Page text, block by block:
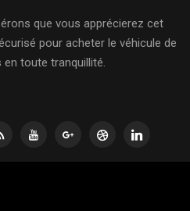
que vous apprécierez cet
pour acheter le véhicule de
en toute tranquillité.